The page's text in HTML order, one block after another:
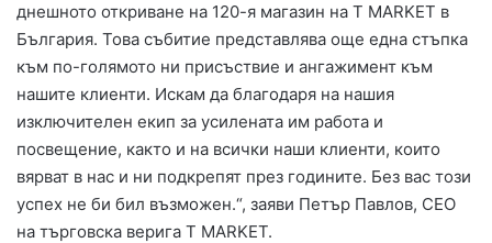
днешното откриване на 120-я магазин на T MARKET в
България. Това събитие представлява още една стъпка
към по-голямото ни присъствие и ангажимент към
нашите клиенти. Искам да благодаря на нашия
изключителен екип за усилената им работа и
посвещение, както и на всички наши клиенти, които
вярват в нас и ни подкрепят през годините. Без вас този
успех не би бил възможен.“, заяви Петър Павлов, CEO
на търговска верига T MARKET.